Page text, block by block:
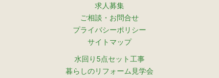
求人募集
ご相談・お問合せ
プライバシーポリシー
サイトマップ
水回り5点セット工事
暮らしのリフォーム見学会